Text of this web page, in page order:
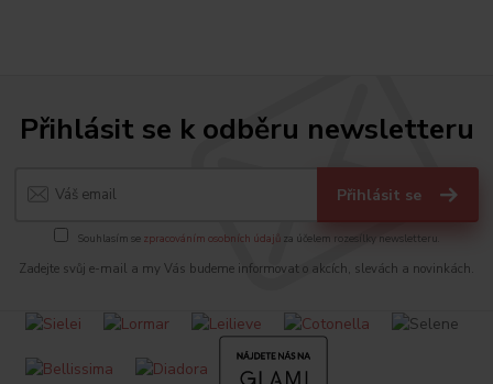
Přihlásit se k odběru newsletteru
Přihlásit se
Souhlasím se zpracováním osobních údajů za účelem rozesílky newsletteru.
Zadejte svůj e-mail a my Vás budeme informovat o akcích, slevách a novinkách.